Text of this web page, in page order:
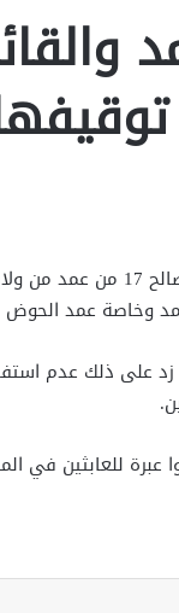
تسببت مشادات كلامية بين العمد
وخاصة عمد الحوض
على ذلك عدم
عبرة للعابثين في